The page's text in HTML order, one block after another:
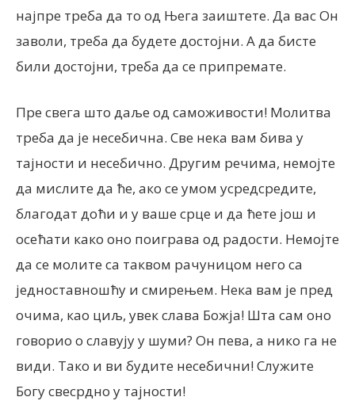
најпре треба да то од Њега заиштете. Да вас Он
заволи, треба да будете достојни. А да бисте
били достојни, треба да се припремате.
Пре свега што даље од саможивости! Молитва
треба да је несебична. Све нека вам бива у
тајности и несебично. Другим речима, немојте
да мислите да ће, ако се умом усредсредите,
благодат доћи и у ваше срце и да ћете још и
осећати како оно поиграва од радости. Немојте
да се молите са таквом рачуницом него са
једноставношћу и смирењем. Нека вам је пред
очима, као циљ, увек слава Божја! Шта сам оно
говорио о славују у шуми? Он пева, а нико га не
види. Тако и ви будите несебични! Служите
Богу свесрдно у тајности!